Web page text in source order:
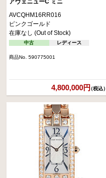
アヴェニューC ミニ
AVCQHM16RR016
ピンクゴールド
在庫なし (Out of Stock)
中古 レディース
商品No. 590775001
4,800,000円（税込）